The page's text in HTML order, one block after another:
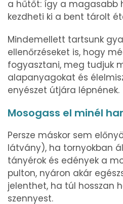
a hűtőt: így a magasabb
kezdheti ki a bent tárolt
Mindemellett tartsunk
ellenőrzéseket is, hogy
fogyasztani, meg tudjuk
alapanyagokat és
enyészet útjára lépnének.
Mosogass el minél
Persze máskor sem
látvány), ha tornyokban
tányérok és edények a
pulton, nyáron akár
jelenthet, ha túl hosszan
szennyest.